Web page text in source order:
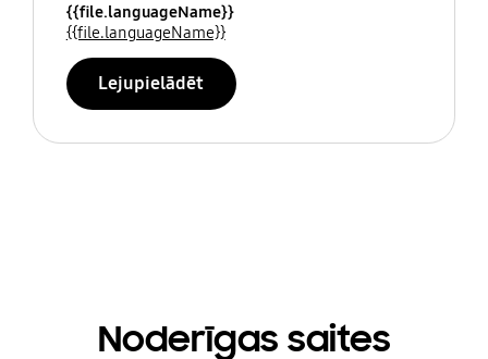
{{file.languageName}}
{{file.languageName}}
Lejupielādēt
Noderīgas saites